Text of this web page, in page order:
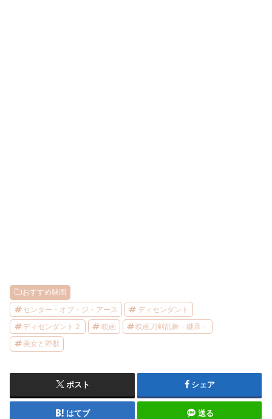
おすすめ映画
センター・オブ・ジ・アース ディセンダント
ディセンダント２ 映画 映画刀剣乱舞－継承－
美女と野獣
ポスト シェア
はてブ 送る